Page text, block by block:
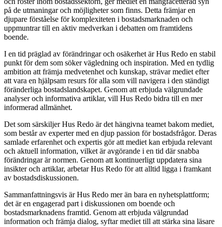
på de utmaningar och möjligheter som finns. Detta främjar en
djupare förståelse för komplexiteten i bostadsmarknaden och
uppmuntrar till en aktiv medverkan i debatten om framtidens
boende.
I en tid präglad av förändringar och osäkerhet är Hus Redo en stabil
punkt för dem som söker vägledning och inspiration. Med en tydlig
ambition att främja medvetenhet och kunskap, strävar mediet efter
att vara en hjälpsam resurs för alla som vill navigera i den ständigt
föränderliga bostadslandskapet. Genom att erbjuda välgrundade
analyser och informativa artiklar, vill Hus Redo bidra till en mer
informerad allmänhet.
Det som särskiljer Hus Redo är det hängivna teamet bakom mediet,
som består av experter med en djup passion för bostadsfrågor. Deras
samlade erfarenhet och expertis gör att mediet kan erbjuda relevant
och aktuell information, vilket är avgörande i en tid där snabba
förändringar är normen. Genom att kontinuerligt uppdatera sina
insikter och artiklar, arbetar Hus Redo för att alltid ligga i framkant
av bostadsdiskussionen.
Sammanfattningsvis är Hus Redo mer än bara en nyhetsplattform;
det är en engagerad part i diskussionen om boende och
bostadsmarknadens framtid. Genom att erbjuda välgrundad
information och främja dialog, syftar mediet till att stärka sina läsare